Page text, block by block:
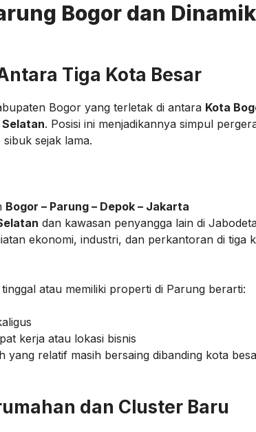
Bogor dan
Tiga Kota Besar
Bogor yang terletak di antara Kota
. Posisi ini menjadikannya simpul
sejak lama.
Bogor – Parung – Depok – Jakarta
dan kawasan penyangga lain di
ekonomi, industri, dan perkantoran di tiga
atau memiliki properti di Parung berarti:
kerja atau lokasi bisnis
yang relatif masih bersaing dibanding kota
dan Cluster Baru